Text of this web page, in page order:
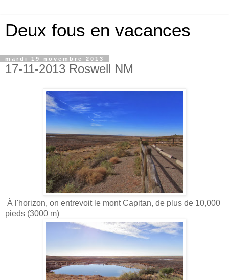
Deux fous en vacances
mardi 19 novembre 2013
17-11-2013 Roswell NM
À l'horizon, on entrevoit le mont Capitan, de plus de 10,000
pieds (3000 m)